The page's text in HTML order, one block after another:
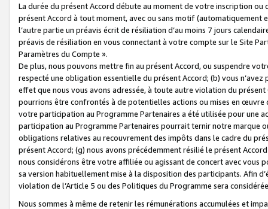
La durée du présent Accord débute au moment de votre inscription
présent Accord à tout moment, avec ou sans motif (automatiquement
l’autre partie un préavis écrit de résiliation d’au moins 7 jours
préavis de résiliation en vous connectant à votre compte sur le Site
Paramètres du Compte ».
De plus, nous pouvons mettre fin au présent Accord, ou suspendre
respecté une obligation essentielle du présent Accord; (b) vous
effet que nous vous avons adressée, à toute autre violation du
pourrions être confrontés à de potentielles actions ou mises en
votre participation au Programme Partenaires a été utilisée pour une
participation au Programme Partenaires pourrait ternir notre marque
obligations relatives au recouvrement des impôts dans le cadre du
présent Accord; (g) nous avons précédemment résilié le présent
nous considérons être votre affiliée ou agissant de concert avec vous
sa version habituellement mise à la disposition des participants. Afin
violation de l’Article 5 ou des Politiques du Programme sera
Nous sommes à même de retenir les rémunérations accumulées et